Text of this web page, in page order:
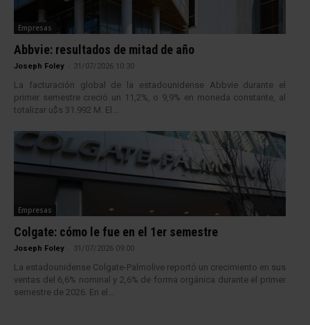
Empresas
Abbvie: resultados de mitad de año
Joseph Foley 31/07/2026 10:30
La facturación global de la estadounidense Abbvie durante el
primer semestre creció un 11,2%, o 9,9% en moneda constante, al
totalizar u$s 31.992 M. El...
Empresas
Colgate: cómo le fue en el 1er semestre
Joseph Foley 31/07/2026 09:00
La estadounidense Colgate-Palmolive reportó un crecimiento en sus
ventas del 6,6% nominal y 2,6% de forma orgánica durante el primer
semestre de 2026. En el...